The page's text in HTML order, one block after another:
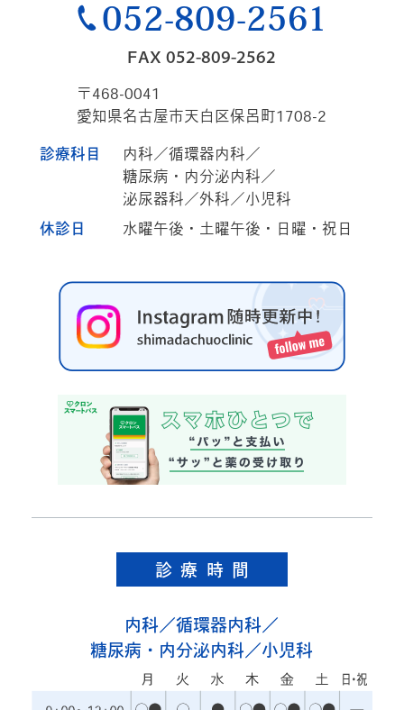
052-809-2561
FAX 052-809-2562
〒468-0041
愛知県名古屋市天白区保呂町1708-2
診療科目
内科／循環器内科／
糖尿病・内分泌内科／
泌尿器科／外科／小児科
休診日
水曜午後・土曜午後・日曜・祝日
診療時間
内科／循環器内科／
糖尿病・内分泌内科／小児科